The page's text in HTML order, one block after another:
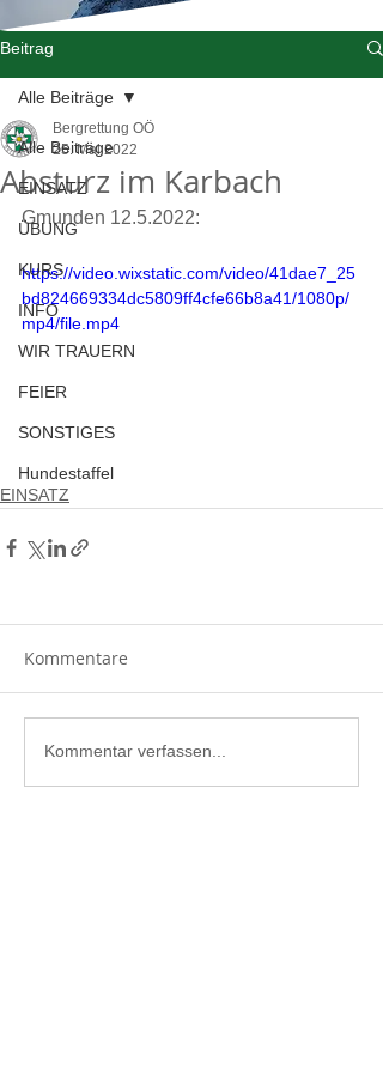
Beitrag
Alle Beiträge
EINSATZ
ÜBUNG
KURS
INFO
WIR TRAUERN
FEIER
SONSTIGES
Hundestaffel
Alle Beiträge
Absturz im Karbach
Bergrettung OÖ
25. Mai 2022
Gmunden 12.5.2022:
https://video.wixstatic.com/video/41dae7_25
bd824669334dc5809ff4cfe66b8a41/1080p/
mp4/file.mp4
EINSATZ
Kommentare
Kommentar verfassen...